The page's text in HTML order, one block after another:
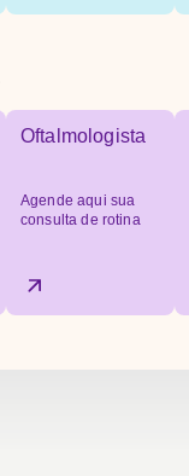
Oftalmologista
Agende aqui sua
consulta de rotina